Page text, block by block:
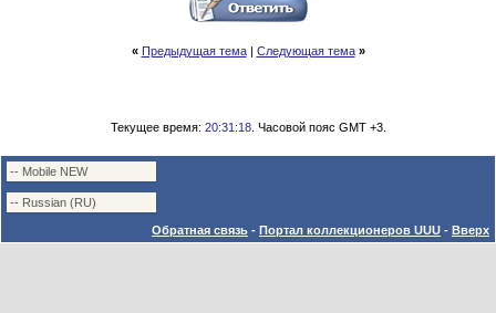
« Предыдущая тема| Следующая тема »
Текущее время: 20:31:18. Часовой пояс GMT +3.
Обратная связь - Портал коллекционеров UUU - Вверх